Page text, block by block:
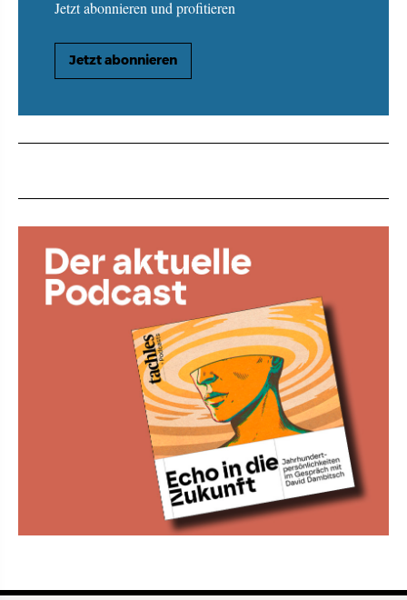
Jetzt abonnieren und profitieren
Jetzt abonnieren